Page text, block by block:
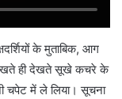
के मुताबिक, आग
देखते ही देखते सूखे कचरे के
चपेट में ले लिया। सूचना